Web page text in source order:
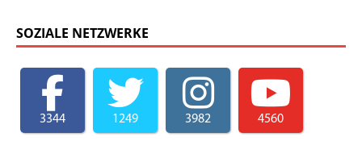
SOZIALE NETZWERKE
3344 1249 3982 4560